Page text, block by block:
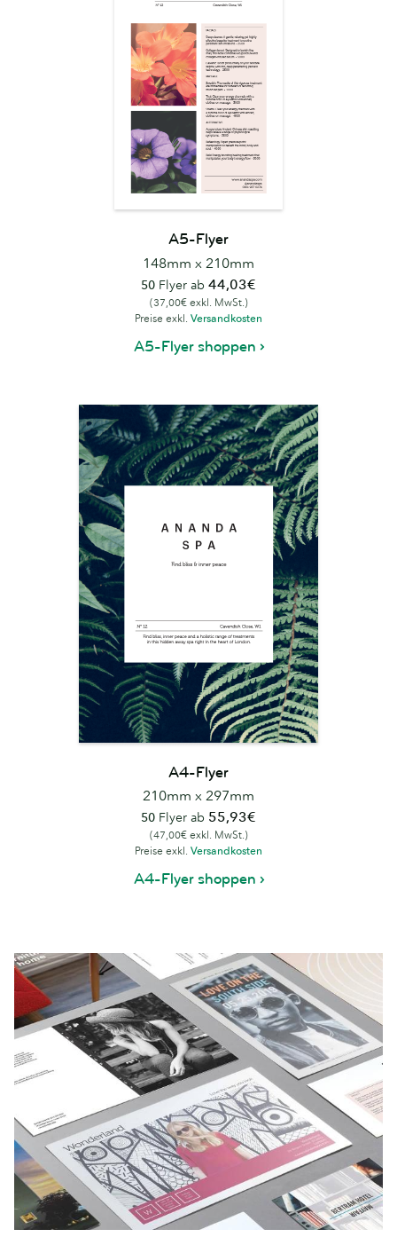
A5-Flyer
148mm x 210mm
50 Flyer ab 44,03€
(37,00€ exkl. MwSt.)
Preise exkl. Versandkosten
A5-Flyer shoppen
A4-Flyer
210mm x 297mm
50 Flyer ab 55,93€
(47,00€ exkl. MwSt.)
Preise exkl. Versandkosten
A4-Flyer shoppen